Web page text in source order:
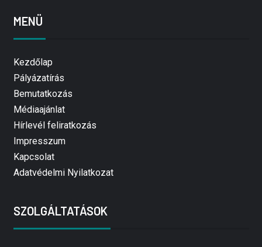
MENÜ
Kezdőlap
Pályázatírás
Bemutatkozás
Médiaajánlat
Hírlevél feliratkozás
Impresszum
Kapcsolat
Adatvédelmi Nyilatkozat
SZOLGÁLTATÁSOK